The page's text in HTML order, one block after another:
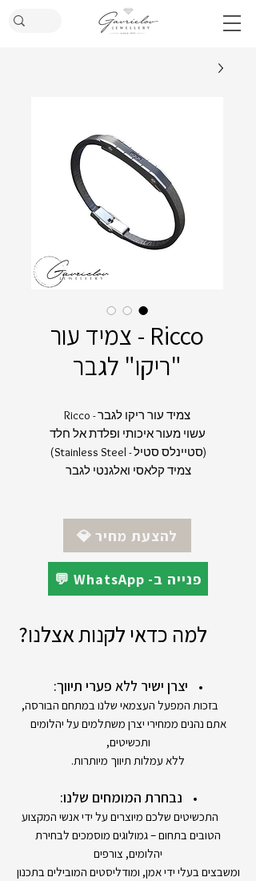
Ricco - צמיד עור
"ריקו" לגבר
צמיד עור ריקו לגבר - Ricco
עשוי מעור איכותי ופלדת אל חלד
(סטיינלס סטיל - Stainless Steel)
צמיד קלאסי ואלגנטי לגבר
💎 להצעת מחיר
💬 WhatsApp -פנייה ב
למה כדאי לקנות אצלנו?
יצרן ישיר ללא פערי תיווך:
בזכות המפעל העצמאי שלנו במתחם הבורסה,
אתם נהנים ממחירי יצרן משתלמים על יהלומים
ותכשיטים,
ללא עמלות תיווך מיותרות.
נבחרת המומחים שלנו:
התכשיטים שלכם מיוצרים על ידי אנשי המקצוע
הטובים בתחום – גמולוגים מוסמכים לבחירת
יהלומים, צורפים
ומשבצים בעלי ידי אמן, ומודליסטים המובילים בתכנון